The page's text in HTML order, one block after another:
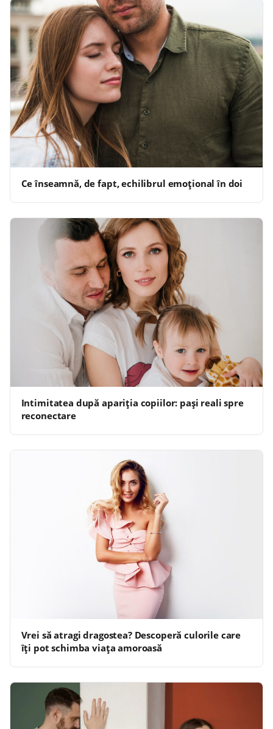
Ce înseamnă, de fapt, echilibrul emoțional în doi
Intimitatea după apariția copiilor: pași reali spre
reconectare
Vrei să atragi dragostea? Descoperă culorile care
îți pot schimba viața amoroasă